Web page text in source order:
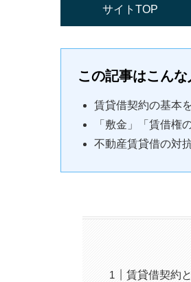
サイトTOP
この記事はこん
賃貸借契約の基本
「敷金」「賃借権
不動産賃貸借の対
賃貸借契約